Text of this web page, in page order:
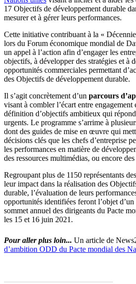
17 Objectifs de développement durable
mesurer et à gérer leurs performances.
Cette initiative contribuant à la «
lors du Forum économique mondial de
un appel à l’action afin d’engager les
objectifs, à développer des stratégies et à
opportunités commerciales permettant
des Objectifs de développement durable.
Il s’agit concrètement d’un parcours
visant à combler l’écart entre engagement
définition d’objectifs ambitieux qui
urgents. Le programme s’arrime à
dont des guides de mise en œuvre qui
décisions clés que les chefs d’entreprise
les performances en matière de
des ressources multimédias, ou encore
Regroupant plus de 1150 représentants
leur impact dans la réalisation des
durable, l’évaluation de leurs
opportunités identifiées feront l’objet
sommet annuel des dirigeants du Pacte
les 15 et 16 juin 2021.
Pour aller plus loin... Un article de
d’ambition ODD du Pacte mondial des